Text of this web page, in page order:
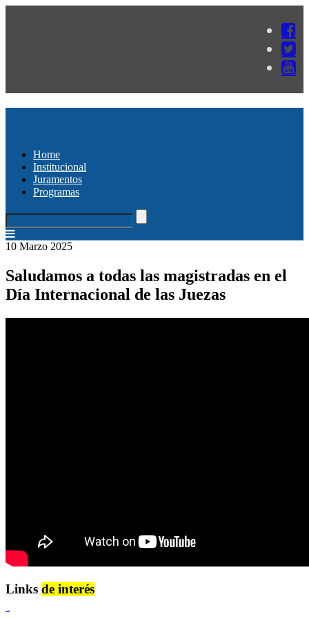
Home
Institucional
Juramentos
Programas
10 Marzo 2025
Saludamos a todas las magistradas en el
Día Internacional de las Juezas
Links de interés